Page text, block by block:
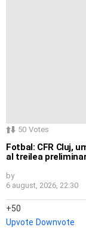
50 Votes
Fotbal: CFR Cluj,
al treilea
by
6 august, 2026, 22:30
50
Upvote Downvote